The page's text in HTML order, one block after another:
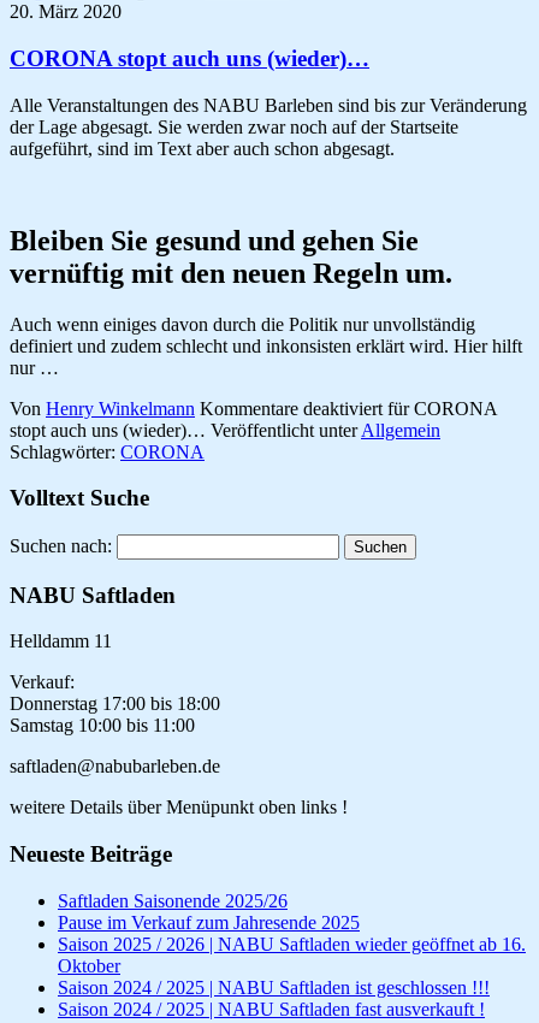
20. März 2020
CORONA stopt auch uns (wieder)…
Alle Veranstaltungen des NABU Barleben sind bis zur Veränderung
der Lage abgesagt. Sie werden zwar noch auf der Startseite
aufgeführt, sind im Text aber auch schon abgesagt.
Bleiben Sie gesund und gehen Sie
vernüftig mit den neuen Regeln um.
Auch wenn einiges davon durch die Politik nur unvollständig
definiert und zudem schlecht und inkonsisten erklärt wird. Hier hilft
nur …
Von Henry Winkelmann Kommentare deaktiviert für CORONA
stopt auch uns (wieder)… Veröffentlicht unter Allgemein
Schlagwörter: CORONA
Volltext Suche
Suchen nach:
NABU Saftladen
Helldamm 11
Verkauf:
Donnerstag 17:00 bis 18:00
Samstag 10:00 bis 11:00
saftladen@nabubarleben.de
weitere Details über Menüpunkt oben links !
Neueste Beiträge
Saftladen Saisonende 2025/26
Pause im Verkauf zum Jahresende 2025
Saison 2025 / 2026 | NABU Saftladen wieder geöffnet ab 16.
Oktober
Saison 2024 / 2025 | NABU Saftladen ist geschlossen !!!
Saison 2024 / 2025 | NABU Saftladen fast ausverkauft !